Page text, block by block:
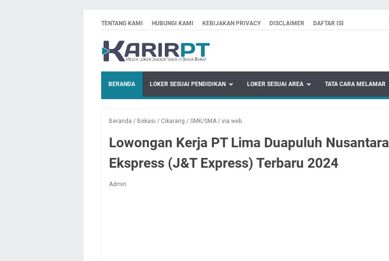
TENTANG KAMI HUBUNGI KAMI KEBIJAKAN PRIVACY DISCLAIMER DAFTAR ISI
BERANDA LOKER SESUAI PENDIDIKAN LOKER SESUAI AREA TATA CARA MELAMAR
Beranda / Bekasi / Cikarang / SMK/SMA / via web
Lowongan Kerja PT Lima Duapuluh Nusantara
Ekspress (J&T Express) Terbaru 2024
Admin